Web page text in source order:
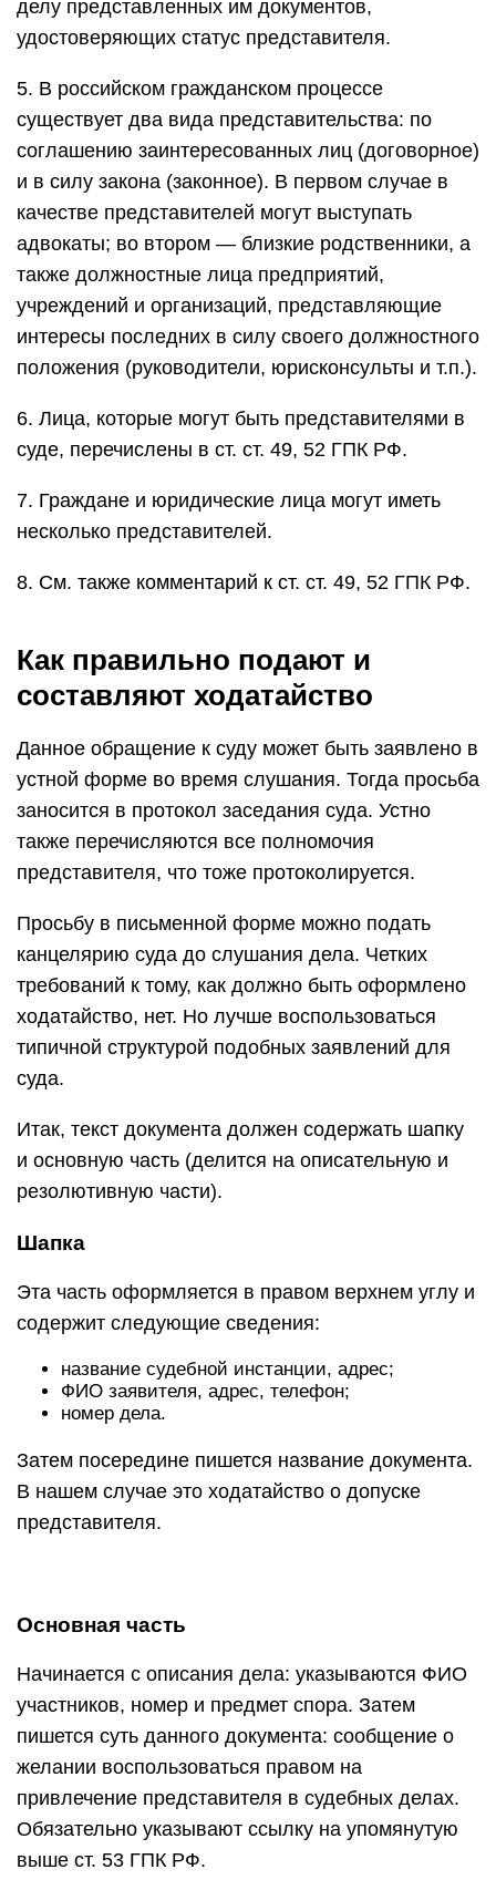
делу представленных им документов,
удостоверяющих статус представителя.
5. В российском гражданском процессе
существует два вида представительства: по
соглашению заинтересованных лиц (договорное)
и в силу закона (законное). В первом случае в
качестве представителей могут выступать
адвокаты; во втором — близкие родственники, а
также должностные лица предприятий,
учреждений и организаций, представляющие
интересы последних в силу своего должностного
положения (руководители, юрисконсульты и т.п.).
6. Лица, которые могут быть представителями в
суде, перечислены в ст. ст. 49, 52 ГПК РФ.
7. Граждане и юридические лица могут иметь
несколько представителей.
8. См. также комментарий к ст. ст. 49, 52 ГПК РФ.
Как правильно подают и
составляют ходатайство
Данное обращение к суду может быть заявлено в
устной форме во время слушания. Тогда просьба
заносится в протокол заседания суда. Устно
также перечисляются все полномочия
представителя, что тоже протоколируется.
Просьбу в письменной форме можно подать
канцелярию суда до слушания дела. Четких
требований к тому, как должно быть оформлено
ходатайство, нет. Но лучше воспользоваться
типичной структурой подобных заявлений для
суда.
Итак, текст документа должен содержать шапку
и основную часть (делится на описательную и
резолютивную части).
Шапка
Эта часть оформляется в правом верхнем углу и
содержит следующие сведения:
название судебной инстанции, адрес;
ФИО заявителя, адрес, телефон;
номер дела.
Затем посередине пишется название документа.
В нашем случае это ходатайство о допуске
представителя.
Основная часть
Начинается с описания дела: указываются ФИО
участников, номер и предмет спора. Затем
пишется суть данного документа: сообщение о
желании воспользоваться правом на
привлечение представителя в судебных делах.
Обязательно указывают ссылку на упомянутую
выше ст. 53 ГПК РФ.